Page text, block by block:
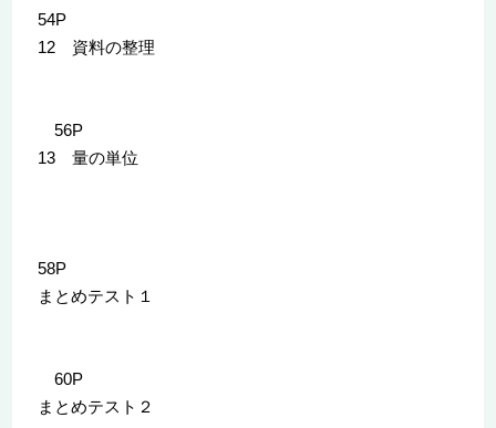
54P
12 資料の整理
56P
13 量の単位
58P
まとめテスト１
60P
まとめテスト２